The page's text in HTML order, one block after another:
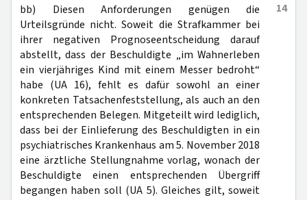
14
bb) Diesen Anforderungen genügen die
Urteilsgründe nicht. Soweit die Strafkammer bei
ihrer negativen Prognoseentscheidung darauf
abstellt, dass der Beschuldigte „im Wahnerleben
ein vierjähriges Kind mit einem Messer bedroht“
habe (UA 16), fehlt es dafür sowohl an einer
konkreten Tatsachenfeststellung, als auch an den
entsprechenden Belegen. Mitgeteilt wird lediglich,
dass bei der Einlieferung des Beschuldigten in ein
psychiatrisches Krankenhaus am 5. November 2018
eine ärztliche Stellungnahme vorlag, wonach der
Beschuldigte einen entsprechenden Übergriff
begangen haben soll (UA 5). Gleiches gilt, soweit